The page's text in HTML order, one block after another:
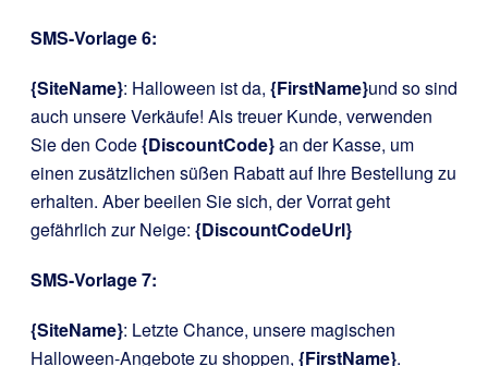
SMS-Vorlage 6:
{SiteName}: Halloween ist da, {FirstName}und so sind
auch unsere Verkäufe! Als treuer Kunde, verwenden
Sie den Code{DiscountCode}an der Kasse, um
einen zusätzlichen süßen Rabatt auf Ihre Bestellung zu
erhalten. Aber beeilen Sie sich, der Vorrat geht
gefährlich zur Neige: {DiscountCodeUrl}
SMS-Vorlage 7:
{SiteName}: Letzte Chance, unsere magischen
Halloween-Angebote zu shoppen, {FirstName}.